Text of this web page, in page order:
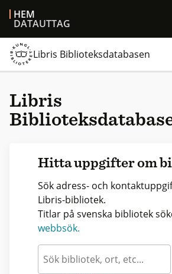
HEM
DATAUTTAG
Libris Biblioteksdatabasen
Libris
Hitta uppgifter om
Sök adress- och
Libris-bibliotek.
Titlar på svenska bibliotek
webbsök.